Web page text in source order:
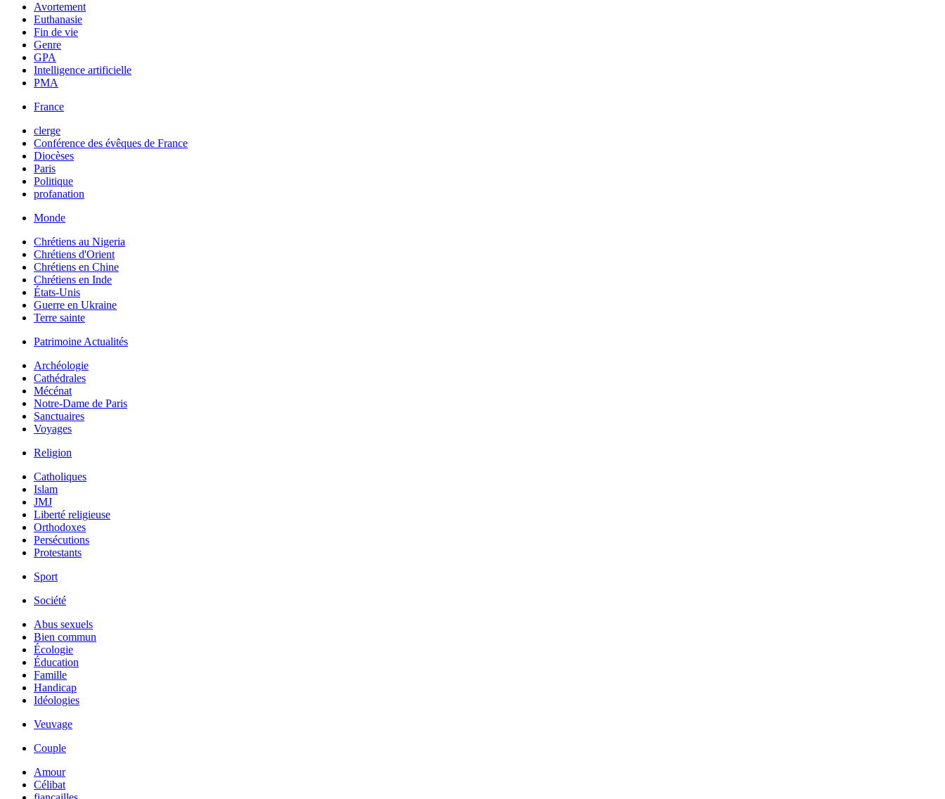
Avortement
Euthanasie
Fin de vie
Genre
GPA
Intelligence artificielle
PMA
France
clerge
Conférence des évêques de France
Diocèses
Paris
Politique
profanation
Monde
Chrétiens au Nigeria
Chrétiens d'Orient
Chrétiens en Chine
Chrétiens en Inde
États-Unis
Guerre en Ukraine
Terre sainte
Patrimoine Actualités
Archéologie
Cathédrales
Mécénat
Notre-Dame de Paris
Sanctuaires
Voyages
Religion
Catholiques
Islam
JMJ
Liberté religieuse
Orthodoxes
Persécutions
Protestants
Sport
Société
Abus sexuels
Bien commun
Écologie
Éducation
Famille
Handicap
Idéologies
Veuvage
Couple
Amour
Célibat